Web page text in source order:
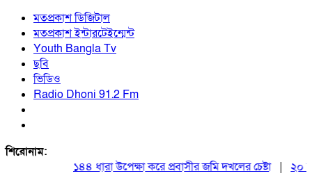
মতপ্রকাশ ডিজিটাল
মতপ্রকাশ ইন্টারটেইন্মেন্ট
Youth Bangla Tv
ছবি
ভিডিও
Radio Dhoni 91.2 Fm
শিরোনাম:
১৪৪ ধারা উপেক্ষা করে প্রবাসীর জমি দখলের চেষ্টা| ২০